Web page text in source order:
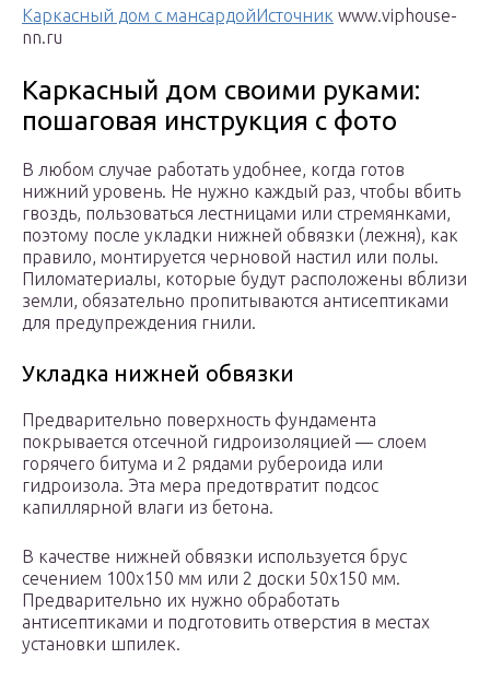
Каркасный дом с мансардойИсточник www.viphouse-
nn.ru
Каркасный дом своими руками:
пошаговая инструкция с фото
В любом случае работать удобнее, когда готов
нижний уровень. Не нужно каждый раз, чтобы вбить
гвоздь, пользоваться лестницами или стремянками,
поэтому после укладки нижней обвязки (лежня), как
правило, монтируется черновой настил или полы.
Пиломатериалы, которые будут расположены вблизи
земли, обязательно пропитываются антисептиками
для предупреждения гнили.
Укладка нижней обвязки
Предварительно поверхность фундамента
покрывается отсечной гидроизоляцией — слоем
горячего битума и 2 рядами рубероида или
гидроизола. Эта мера предотвратит подсос
капиллярной влаги из бетона.
В качестве нижней обвязки используется брус
сечением 100х150 мм или 2 доски 50х150 мм.
Предварительно их нужно обработать
антисептиками и подготовить отверстия в местах
установки шпилек.